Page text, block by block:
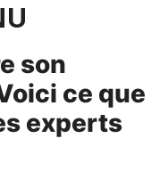
son
ce que
experts